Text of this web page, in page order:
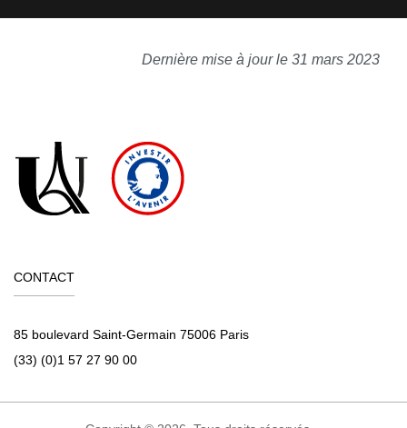
Dernière mise à jour le 31 mars 2023
CONTACT
85 boulevard Saint-Germain 75006 Paris
(33) (0)1 57 27 90 00